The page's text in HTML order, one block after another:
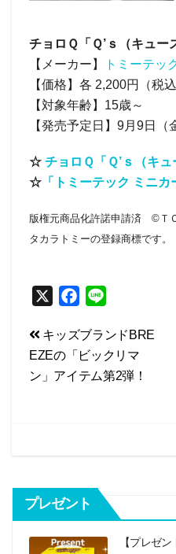
チョロＱ「Ｑ’ｓ（キュー
【メーカー】
トミーテッ
【価格】各 2,200円（税込
【対象年齢】15歳～
【発売予定日】9月9日（
☆ チョロＱ「Ｑ’ｓ（キ
☆ 「トミーテック ミニカ
版権元商品化許諾申請済 ©Ｔ
タカラトミーの登録商標です。
c
e
b
n
e
投
稿
シ
ョ
キッズブランドBRE
EZEの「ビックリマ
ン」アイテム第2弾！
プレゼント
【プレゼ